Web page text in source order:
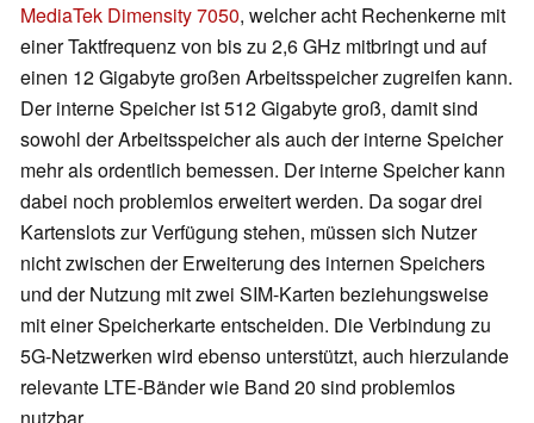
MediaTek Dimensity 7050, welcher acht Rechenkerne mit
einer Taktfrequenz von bis zu 2,6 GHz mitbringt und auf
einen 12 Gigabyte großen Arbeitsspeicher zugreifen kann.
Der interne Speicher ist 512 Gigabyte groß, damit sind
sowohl der Arbeitsspeicher als auch der interne Speicher
mehr als ordentlich bemessen. Der interne Speicher kann
dabei noch problemlos erweitert werden. Da sogar drei
Kartenslots zur Verfügung stehen, müssen sich Nutzer
nicht zwischen der Erweiterung des internen Speichers
und der Nutzung mit zwei SIM-Karten beziehungsweise
mit einer Speicherkarte entscheiden. Die Verbindung zu
5G-Netzwerken wird ebenso unterstützt, auch hierzulande
relevante LTE-Bänder wie Band 20 sind problemlos